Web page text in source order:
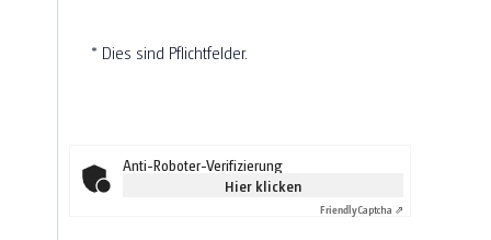
* Dies sind Pflichtfelder.
Anti-Roboter-Verifizierung
Hier klicken
FriendlyCaptcha ⇗